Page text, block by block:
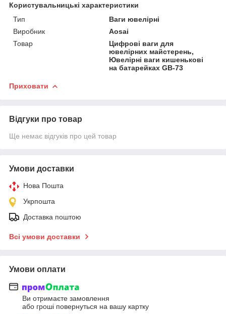
Користувальницькі характеристики
Тип
Ваги ювелірні
Виробник
Aosai
Товар
Цифрові ваги для
ювелірних майстерень,
Ювелірні ваги кишенькові
на батарейках GB-73
Приховати
Відгуки про товар
Ще немає відгуків про цей товар
Умови доставки
Нова Пошта
Укрпошта
Доставка поштою
Всі умови доставки
Умови оплати
Ви отримаєте замовлення
або гроші повернуться на вашу картку